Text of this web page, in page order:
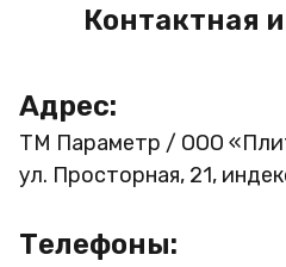
Контактная
Адрес:
ТМ Параметр / ООО
ул. Просторная, 21,
Телефоны: